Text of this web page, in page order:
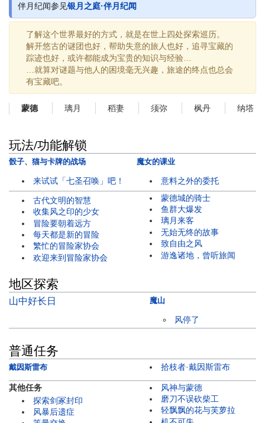
伴月纪闻参见银月之庭·伴月纪闻
了解这个世界最好的方式，就是在世上四处探索巡历。
解开悠古的谜团也好，帮助失意的旅人也好，追寻宝藏的
踪迹也好，或许都能成为宝贵的知识与经验…
…就算对谜题与他人的困境毫无兴趣，旅途的终点也总会
有宝藏吧。
蒙德 璃月 稻妻 须弥 枫丹 纳塔
玩法/功能解锁
骰子、猫与卡牌的战场
来试试「七圣召唤」吧！
魔女的课业
意料之外的委托
古代文明的智慧
收集风之印的少女
冒险要朝着远方
每天都是新的冒险
繁忙的冒险家协会
欢迎来到冒险家协会
蒙德城的骑士
鱼群大爆发
璃月来客
无始无终的故事
致自由之风
游逸诸地，曾听旅闻
地区探索
山中好长日 魔山
风停了
普通任务
戴因斯雷布 拾枝者·戴因斯雷布
其他任务
探索剑冢封印
风暴后遗症
风神与蒙德
磨刀不误砍柴工
轻飘飘的花与芙萝拉